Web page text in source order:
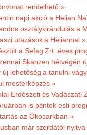
rendelhető »
napi akció a Helian
osztálykirándulás a
utazások a Heliannal »
a Sefag Zrt. éves
Skanzen hétvégén
új lehetőség a tanulni
mesterképzés »
Erdészeti és Vadászati
is péntek esti
az Ökoparkban »
már szerdától